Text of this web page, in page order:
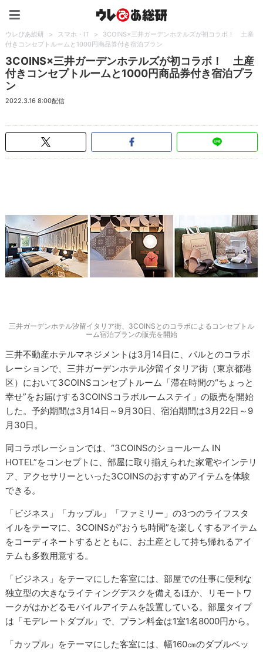
ウレぴあ総研 > スマホ・IT >
3COINS×三井ガーデンホテルズが初コラボ！ 土産
付きコンセプトルームと1000円商品券付き宿泊プラン
3COINS×三井ガーデンホテルズが初コラボ！ 土産
付きコンセプトルームと1000円商品券付き宿泊プラ
ン
2022.3.16 8:00配信
三井ガーデンホテル汐留イタリア街、3COINSとのコラボによるコンセプトル
ーム宿泊プランの販売を開始
三井不動産ホテルマネジメントは3月14日に、パルとのコラボ
レーションで、三井ガーデンホテル汐留イタリア街（東京都港
区）において3COINSコンセプトルーム「滞在時間の“ちょっと
幸せ”をお届けする3COINSコラボルームステイ」の販売を開始
した。予約期間は3月14日～9月30日、宿泊期間は3月22日～9
月30日。
同コラボレーションでは、“3COINSのショールーム IN
HOTEL”をコンセプトに、部屋に取り揃えられた家電やインテリ
ア、アクセサリーといった3COINSのおすすめアイテムを体験
できる。
「ビジネス」「カップル」「ファミリー」の3つのライフスタ
イルをテーマに、3COINSが“おうち時間”を楽しくするアイテム
をコーディネートするとともに、お土産として持ち帰れるアイ
テムも多数用意する。
「ビジネス」をテーマにした客室には、部屋での仕事に便利な
独立型の大きなライティングデスクを備えるほか、リモートワ
ークがはかどるモバイルアイテムを設置している。部屋タイプ
は「モデレートダブル」で、プラン料金は1室1名8000円から。
「カップル」をテーマにした客室には、幅160㎝のダブルベッ